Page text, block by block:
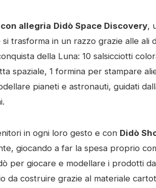
allegria Didò Space Discovery,
trasforma in un razzo grazie alle ali
della Luna: 10 salsicciotti
spaziale, 1 formina per stampare
pianeti e astronauti, guidati
in ogni loro gesto e con Didò
giocando a far la spesa proprio
per giocare e modellare i prodotti
da costruire grazie al materiale